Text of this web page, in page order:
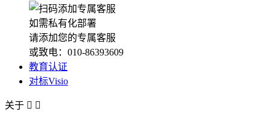
如需私有化部署
请添加您的专属客服
或致电：010-86393609
教育认证
对标Visio
关于  